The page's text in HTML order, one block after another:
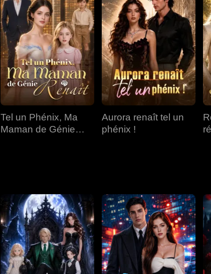
Tel un Phénix, Ma
Maman de Génie
Aurora renaît tel un
phénix !